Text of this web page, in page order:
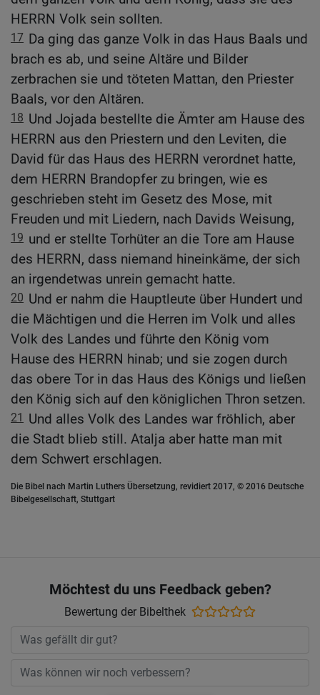
HERRN Volk sein sollten.
17 Da ging das ganze Volk in das Haus Baals und
brach es ab, und seine Altäre und Bilder
zerbrachen sie und töteten Mattan, den Priester
Baals, vor den Altären.
18 Und Jojada bestellte die Ämter am Hause des
HERRN aus den Priestern und den Leviten, die
David für das Haus des HERRN verordnet hatte,
dem HERRN Brandopfer zu bringen, wie es
geschrieben steht im Gesetz des Mose, mit
Freuden und mit Liedern, nach Davids Weisung,
19 und er stellte Torhüter an die Tore am Hause
des HERRN, dass niemand hineinkäme, der sich
an irgendetwas unrein gemacht hatte.
20 Und er nahm die Hauptleute über Hundert und
die Mächtigen und die Herren im Volk und alles
Volk des Landes und führte den König vom
Hause des HERRN hinab; und sie zogen durch
das obere Tor in das Haus des Königs und ließen
den König sich auf den königlichen Thron setzen.
21 Und alles Volk des Landes war fröhlich, aber
die Stadt blieb still. Atalja aber hatte man mit
dem Schwert erschlagen.
Die Bibel nach Martin Luthers Übersetzung, revidiert 2017, © 2016 Deutsche
Bibelgesellschaft, Stuttgart
Möchtest du uns Feedback geben?
Bewertung der Bibelthek